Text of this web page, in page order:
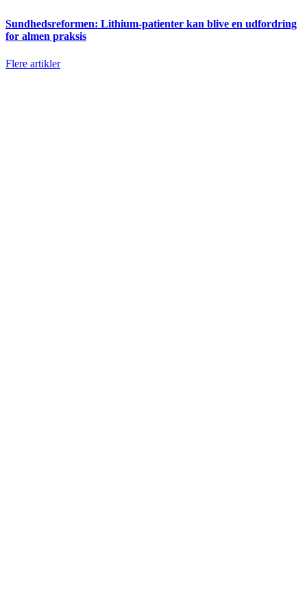
Sundhedsreformen: Lithium-patienter kan blive en udfordring
for almen praksis
Flere artikler